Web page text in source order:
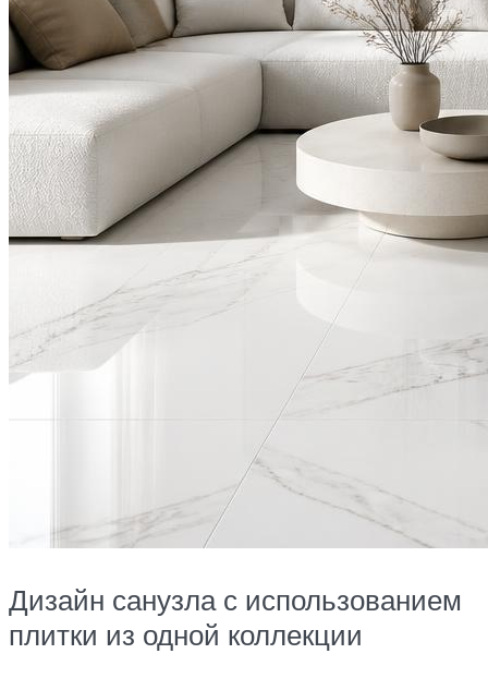
Дизайн санузла с использованием
плитки из одной коллекции